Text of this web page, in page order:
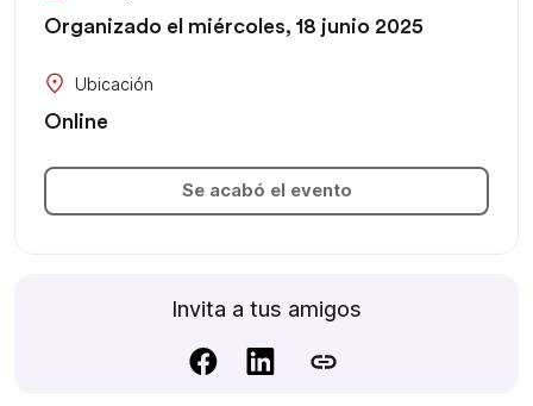
Organizado el miércoles, 18 junio 2025
Ubicación
Online
Se acabó el evento
Invita a tus amigos